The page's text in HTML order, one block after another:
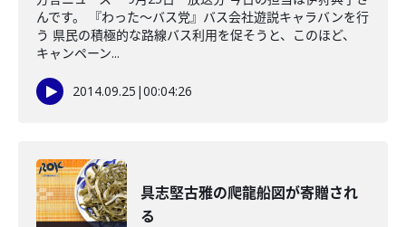
んです。 『わった～バス党』バス会社遊説キャラバンを行
う 県民の積極的な路線バス利用を促そうと、このほど、
キャンペーン...
2014.09.25 |00:04:26
具志堅古雅の爬龍船図が寄贈され
る